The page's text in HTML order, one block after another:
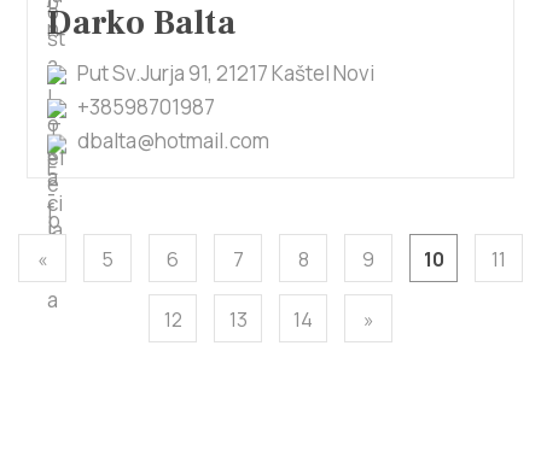
Darko Balta
Put Sv.Jurja 91, 21217 Kaštel Novi
+38598701987
dbalta@hotmail.com
« 5 6 7 8 9 10 11
12 13 14 »